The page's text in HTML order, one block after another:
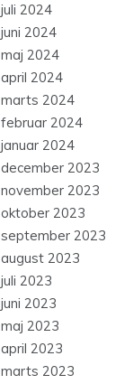
juli 2024
juni 2024
maj 2024
april 2024
marts 2024
februar 2024
januar 2024
december 2023
november 2023
oktober 2023
september 2023
august 2023
juli 2023
juni 2023
maj 2023
april 2023
marts 2023